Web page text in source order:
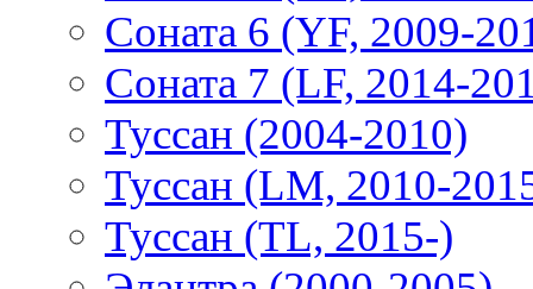
Соната 6 (YF, 2009-
Соната 7 (LF, 2014-
Туссан (2004-2010)
Туссан (LM, 2010-
Туссан (TL, 2015-)